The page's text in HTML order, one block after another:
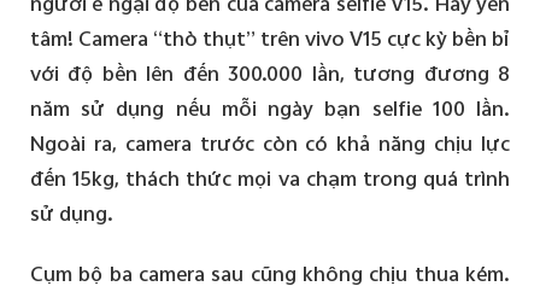
tâm! Camera “thò thụt” trên vivo V15 cực kỳ bền bỉ
với độ bền lên đến 300.000 lần, tương đương 8
năm sử dụng nếu mỗi ngày bạn selfie 100 lần.
Ngoài ra, camera trước còn có khả năng chịu lực
đến 15kg, thách thức mọi va chạm trong quá trình
sử dụng.
Cụm bộ ba camera sau cũng không chịu thua kém.